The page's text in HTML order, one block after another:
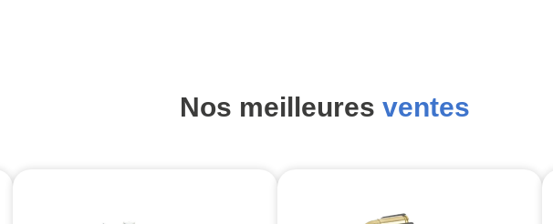
Nos meilleures ventes